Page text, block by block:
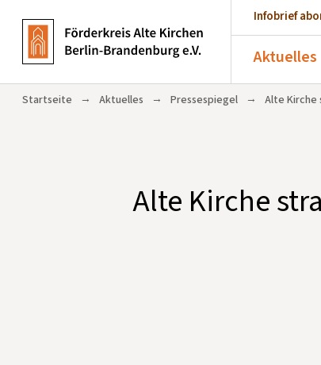
Infobrief
Aktuelles
Startseite → Aktuelles → Pressespiegel → Alte Kirche
Alte Kirche